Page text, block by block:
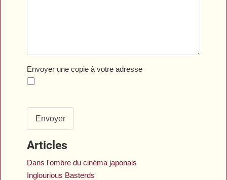
Envoyer une copie à votre adresse
Envoyer
Articles
Dans l'ombre du cinéma japonais
Inglourious Basterds